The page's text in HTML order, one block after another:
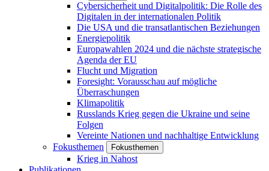
Cybersicherheit und Digitalpolitik: Die Rolle des
Digitalen in der internationalen Politik
Die USA und die transatlantischen Beziehungen
Energiepolitik
Europawahlen 2024 und die nächste strategische
Agenda der EU
Flucht und Migration
Foresight: Vorausschau auf mögliche
Überraschungen
Klimapolitik
Russlands Krieg gegen die Ukraine und seine
Folgen
Vereinte Nationen und nachhaltige Entwicklung
Fokusthemen
Fokusthemen
Krieg in Nahost